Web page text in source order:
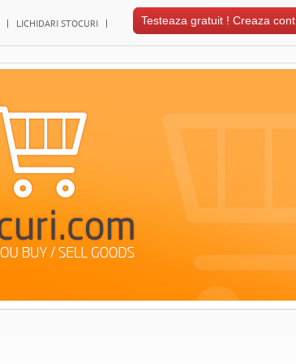
LICHIDARI STOCURI
Testeaza gratuit ! Creaza cont